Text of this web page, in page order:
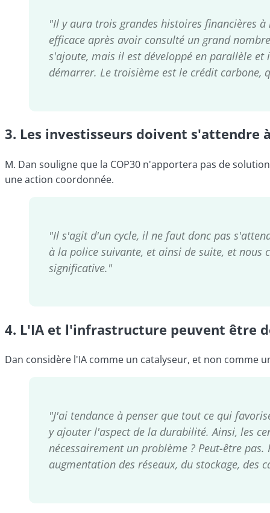
"Il y aura trois grandes histoires financières
efficace après avoir consulté un grand
s'ajoute, mais il est développé en parallèle et
démarrer. Le troisième est le crédit carbone,
3. Les investisseurs doivent s'attendre
M. Dan souligne que la COP30 n'apportera pas de
une action coordonnée.
"Il s'agit d'un cycle, il ne faut donc pas
à la police suivante, et ainsi de suite, et
significative."
4. L'IA et l'infrastructure peuvent être
Dan considère l'IA comme un catalyseur, et non comme
"J'ai tendance à penser que tout ce qui
y ajouter l'aspect de la durabilité. Ainsi, les
nécessairement un problème ? Peut-être
augmentation des réseaux, du stockage,